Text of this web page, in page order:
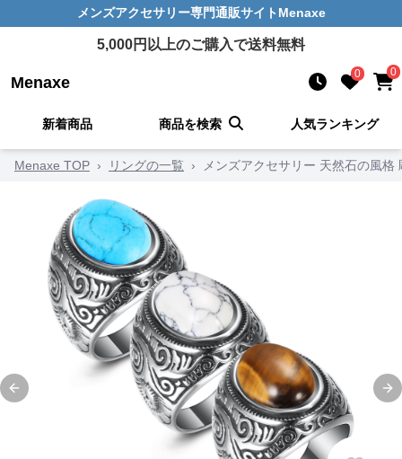
メンズアクセサリー専門通販サイト Menaxe
5,000円以上のご購入で送料無料
Menaxe 0 0
新着商品 商品を検索 人気ランキング
Menaxe TOP › リングの一覧 › メンズアクセサリー 天然石の風格
Previous slide